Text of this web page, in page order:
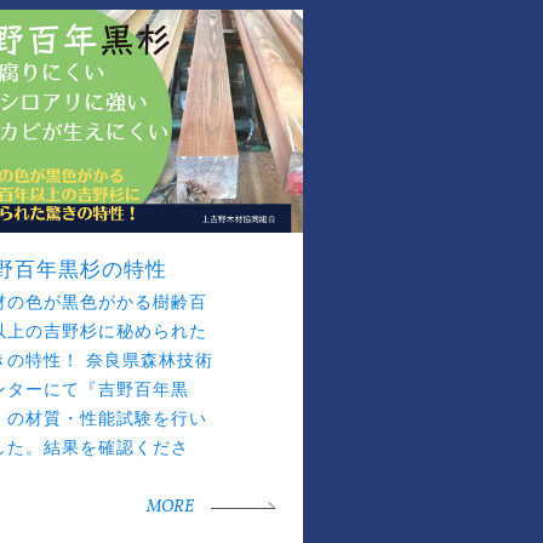
百年黒杉の特性
の色が黒色がかる樹齢百
上の吉野杉に秘められた
の特性！ 奈良県森林技術
ターにて『吉野百年黒
の材質・性能試験を行い
た。結果を確認くださ
MORE